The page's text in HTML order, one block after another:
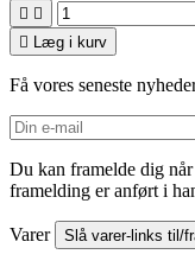
 
 Læg i kurv
Få vores seneste
Du kan framelde dig
framelding er anført i
Varer Slå varer-links til/